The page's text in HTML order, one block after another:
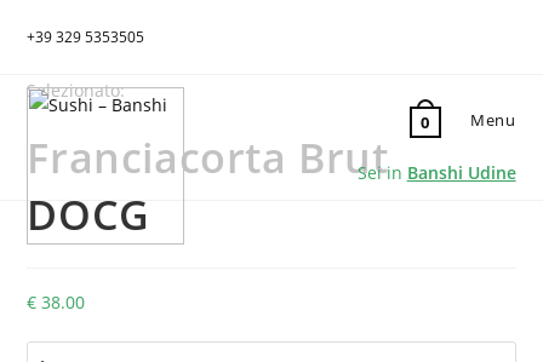
+39 329 5353505
0 Menu
Sei in Banshi Udine
Selezionato:
Franciacorta Brut
DOCG
€ 38.00
Franciacorta